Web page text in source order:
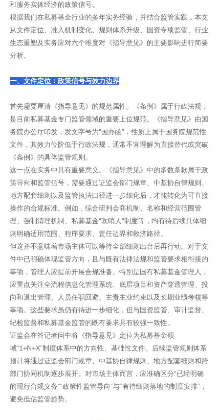
和服务实体经济的政策信号。
根据我们在私募基金行业的多年实务经验，并结合监管实践，本文
从文件定位、准入机制变化、规则体系升级、国资专项监管、行业
生态重塑及实务应对六个维度对《指导意见》的主要影响进行简要
分析。
一、文件定位：政策信号与效力边界
首先需要厘清《指导意见》的规范属性。《条例》属于行政法规，
是目前私募基金专门监管领域的重要上位规范。《指导意见》由国
务院办公厅印发，发文字号为“国办函”，性质上属于国务院规范性
文件，其效力位阶低于行政法规，通常不宜理解为直接替代或突破
《条例》的具体监管规则。
这一点在实务中具有重要意义。《指导意见》中的多数条款属于政
策导向和监管信号，需要通过证监会部门规章、中基协自律规则、
地方配套细则以及监管执法口径进一步细化后，才能转化为可直接
操作的合规标准。例如，综合研判会商机制、名称和经营范围管
理、强制清理机制、私募基金“吹哨人”制度等，均有待后续具体细
则明确适用范围、程序要求、责任边界和救济路径。
但这并不意味着市场主体可以等待全部细则出台后再行动。对于文
件中已明确体现监管方向，且与既有法律法规和监管要求相衔接的
事项，管理人应提前开展合规准备。特别是国有私募基金管理人，
应重点关注全流程信息化管理系统、底层项目和资产穿透管理、投
向和退出管理、人员任职回避、主责主业约束以及长期业绩考核等
事项。这些要求虽仍有待进一步细化，但与国资监管、审计监督、
纪检监督和私募基金监管的既有要求具有较强一致性。
证监会在答记者问中将《指导意见》定位为私募基金领
域“1+N+X”制度体系中的方向性、基础性文件。后续监管规则体系
预计将通过证监会部门规章、中基协自律规则、地方配套细则和跨
部门协同机制逐步展开。对市场主体而言，应准确区分“已经明确
的现行合规义务”“政策性监管导向”与“有待细则落地的制度安排”，
避免低估监管趋势。